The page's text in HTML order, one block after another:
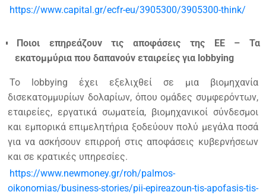
https://www.capital.gr/ecfr-eu/3905300/3905300-think/
Ποιοι επηρεάζουν τις αποφάσεις της ΕΕ – Τα
εκατομμύρια που δαπανούν εταιρείες για lobbying
Το lobbying έχει εξελιχθεί σε μια βιομηχανία
δισεκατομμυρίων δολαρίων, όπου ομάδες συμφερόντων,
εταιρείες, εργατικά σωματεία, βιομηχανικοί σύνδεσμοι
και εμπορικά επιμελητήρια ξοδεύουν πολύ μεγάλα ποσά
για να ασκήσουν επιρροή στις αποφάσεις κυβερνήσεων
και σε κρατικές υπηρεσίες.
https://www.newmoney.gr/roh/palmos-
oikonomias/business-stories/pii-epireazoun-tis-apofasis-tis-